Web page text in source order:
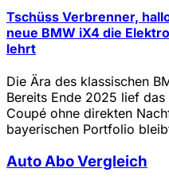
Tschüss Verbrenner,
neue BMW iX4 die
lehrt
Die Ära des klassischen
Bereits Ende 2025 lief
Coupé ohne direkten
bayerischen Portfolio
Auto Abo Vergleich